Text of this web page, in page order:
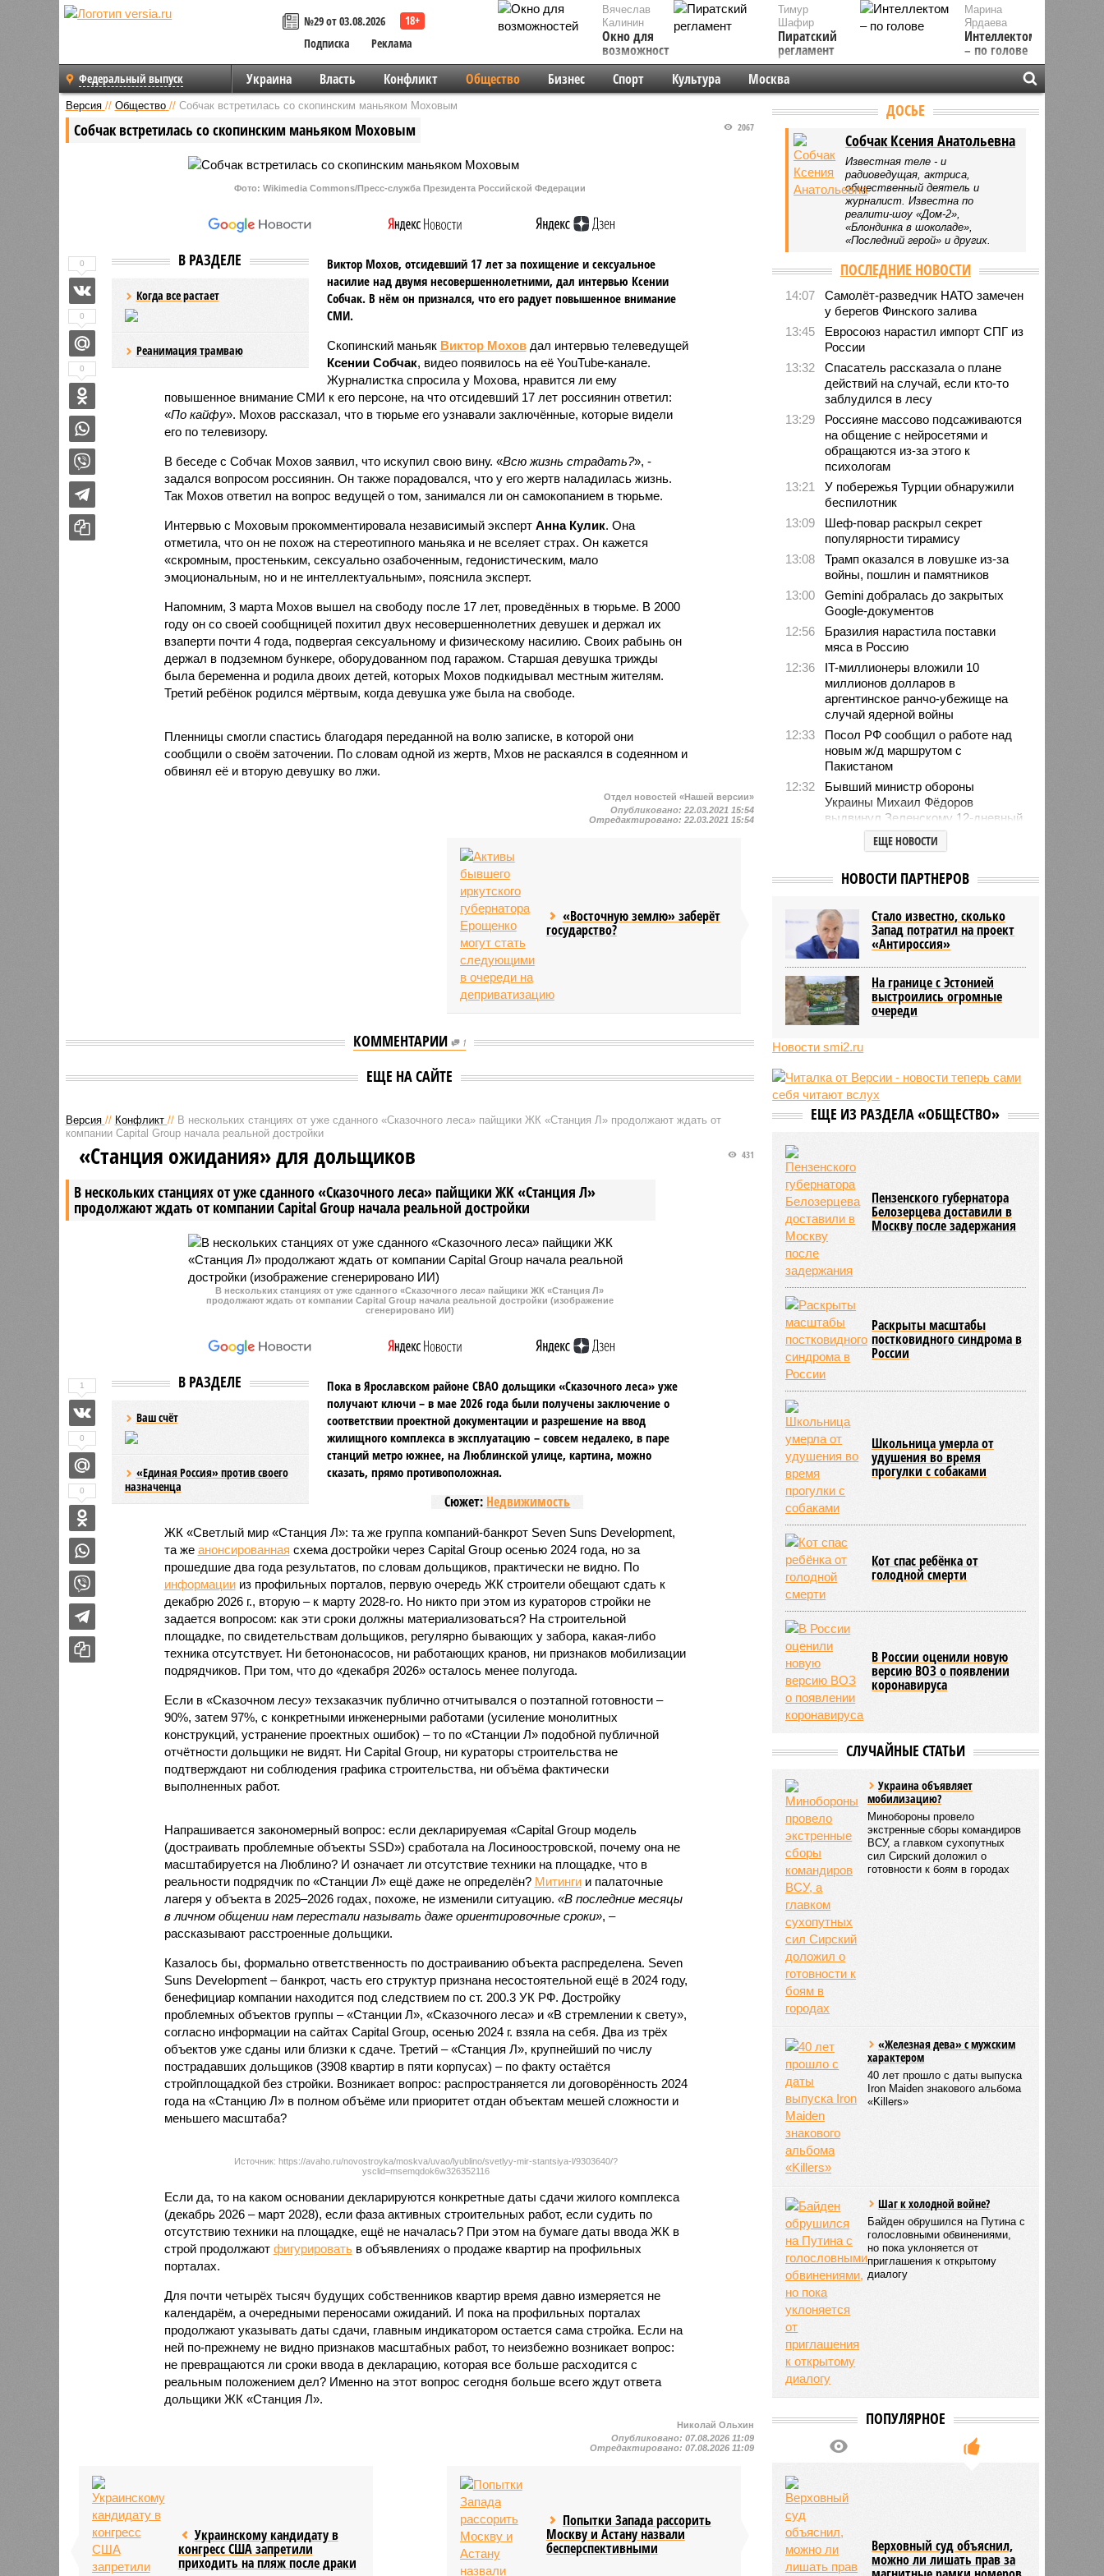
№29 от 03.08.2026
Подписка
Реклама
Вячеслав
Калинин
Окно для
возможностей
Марина
Ярдаева
Интеллектом
– по голове
Тимур
Шафир
Пиратский
регламент
Федеральный выпуск Украина Власть Конфликт Общество Бизнес Спорт Культура Москва
Версия // Общество // Собчак встретилась со скопинским маньяком Моховым
Собчак встретилась со скопинским маньяком Моховым 2067
Фото: Wikimedia Сommons/Пресс-служба Президента Российской Федерации
В РАЗДЕЛЕ
Когда все растает
Реанимация трамваю
Виктор Мохов, отсидевший 17 лет за похищение и сексуальное
насилие над двумя несовершеннолетними, дал интервью Ксении
Собчак. В нём он признался, что его радует повышенное внимание
СМИ.
Скопинский маньяк Виктор Моховдал интервью телеведущей
Ксении Собчак, видео появилось на её YouTube-канале.
Журналистка спросила у Мохова, нравится ли ему
повышенное внимание СМИ к его персоне, на что отсидевший 17 лет россиянин ответил:
«По кайфу». Мохов рассказал, что в тюрьме его узнавали заключённые, которые видели
его по телевизору.
В беседе с Собчак Мохов заявил, что искупил свою вину. «Всю жизнь страдать?», -
задался вопросом россиянин. Он также порадовался, что у его жертв наладилась жизнь.
Так Мохов ответил на вопрос ведущей о том, занимался ли он самокопанием в тюрьме.
Интервью с Моховым прокомментировала независимый эксперт Анна Кулик. Она
отметила, что он не похож на стереотипного маньяка и не вселяет страх. Он кажется
«скромным, простеньким, сексуально озабоченным, гедонистическим, мало
эмоциональным, но и не интеллектуальным», пояснила эксперт.
Напомним, 3 марта Мохов вышел на свободу после 17 лет, проведённых в тюрьме. В 2000
году он со своей сообщницей похитил двух несовершеннолетних девушек и держал их
взаперти почти 4 года, подвергая сексуальному и физическому насилию. Своих рабынь он
держал в подземном бункере, оборудованном под гаражом. Старшая девушка трижды
была беременна и родила двоих детей, которых Мохов подкидывал местным жителям.
Третий ребёнок родился мёртвым, когда девушка уже была на свободе.
Пленницы смогли спастись благодаря переданной на волю записке, в которой они
сообщили о своём заточении. По словам одной из жертв, Мхов не раскаялся в содеянном и
обвинял её и вторую девушку во лжи.
0
0
0
Отдел новостей «Нашей версии»
Опубликовано:22.03.2021 15:54
Отредактировано:22.03.2021 15:54
«Восточную землю» заберёт
государство?
КОММЕНТАРИИ 1
ЕЩЕ НА САЙТЕ
Версия // Конфликт // В нескольких станциях от уже сданного «Сказочного леса» пайщики ЖК «Станция Л» продолжают ждать от
компании Capital Group начала реальной достройки
В нескольких станциях от уже сданного «Сказочного леса» пайщики ЖК «Станция Л»
продолжают ждать от компании Capital Group начала реальной достройки
431
«Станция ожидания» для дольщиков
В нескольких станциях от уже сданного «Сказочного леса» пайщики ЖК «Станция Л»
продолжают ждать от компании Capital Group начала реальной достройки (изображение
сгенерировано ИИ)
В РАЗДЕЛЕ
Ваш счёт
«Единая Россия» против своего
назначенца
Пока в Ярославском районе СВАО дольщики «Сказочного леса» уже
получают ключи – в мае 2026 года были получены заключение о
соответствии проектной документации и разрешение на ввод
жилищного комплекса в эксплуатацию – совсем недалеко, в паре
станций метро южнее, на Люблинской улице, картина, можно
сказать, прямо противоположная.
Сюжет: Недвижимость
ЖК «Светлый мир «Станция Л»: та же группа компаний-банкрот Seven Suns Development,
та же анонсированная схема достройки через Capital Group осенью 2024 года, но за
прошедшие два года результатов, по словам дольщиков, практически не видно. По
информациииз профильных порталов, первую очередь ЖК строители обещают сдать к
декабрю 2026 г., вторую – к марту 2028-го. Но никто при этом из кураторов стройки не
задается вопросом: как эти сроки должны материализоваться? На строительной
площадке, по свидетельствам дольщиков, регулярно бывающих у забора, какая-либо
техника отсутствует. Ни бетононасосов, ни работающих кранов, ни признаков мобилизации
подрядчиков. При том, что до «декабря 2026» осталось менее полугода.
Если в «Сказочном лесу» техзаказчик публично отчитывался о поэтапной готовности –
90%, затем 97%, с конкретными инженерными работами (усиление монолитных
конструкций, устранение проектных ошибок) – то по «Станции Л» подобной публичной
отчётности дольщики не видят. Ни Capital Group, ни кураторы строительства не
подтверждают ни соблюдения графика строительства, ни объёма фактически
выполненных работ.
Напрашивается закономерный вопрос: если декларируемая «Capital Group модель
(достраивать проблемные объекты SSD») сработала на Лосиноостровской, почему она не
масштабируется на Люблино? И означает ли отсутствие техники на площадке, что в
реальности подрядчик по «Станции Л» ещё даже не определён? Митингии палаточные
лагеря у объекта в 2025–2026 годах, похоже, не изменили ситуацию. «В последние месяцы
в личном общении нам перестали называть даже ориентировочные сроки», –
рассказывают расстроенные дольщики.
Казалось бы, формально ответственность по достраиванию объекта распределена. Seven
Suns Development – банкрот, часть его структур признана несостоятельной ещё в 2024 году,
бенефициар компании находится под следствием по ст. 200.3 УК РФ. Достройку
проблемных объектов группы – «Станции Л», «Сказочного леса» и «В стремлении к свету»,
согласно информации на сайтах Capital Group, осенью 2024 г. взяла на себя. Два из трёх
объектов уже сданы или близки к сдаче. Третий – «Станция Л», крупнейший по числу
пострадавших дольщиков (3908 квартир в пяти корпусах) – по факту остаётся
стройплощадкой без стройки. Возникает вопрос: распространяется ли договорённость 2024
года на «Станцию Л» в полном объёме или приоритет отдан объектам мешей сложности и
меньшего масштаба?
Источник: https://avaho.ru/novostroyka/moskva/uvao/lyublino/svetlyy-mir-stantsiya-l/9303640/?
ysclid=msemqdok6w326352116
Если да, то на каком основании декларируются конкретные даты сдачи жилого комплекса
(декабрь 2026 – март 2028), если фаза активных строительных работ, если судить по
отсутствию техники на площадке, ещё не началась? При этом на бумаге даты ввода ЖК в
строй продолжают фигурироватьв объявлениях о продаже квартир на профильных
порталах.
Для почти четырёх тысяч будущих собственников квартир время давно измеряется не
календарём, а очередными переносами ожиданий. И пока на профильных порталах
продолжают указывать даты сдачи, главным индикатором остается сама стройка. Если на
ней по-прежнему не видно признаков масштабных работ, то неизбежно возникает вопрос:
не превращаются ли сроки ввода в декларацию, которая все больше расходится с
реальным положением дел? Именно на этот вопрос сегодня больше всего ждут ответа
дольщики ЖК «Станция Л».
1
0
0
Николай Ольхин
Опубликовано:07.08.2026 11:09
Отредактировано:07.08.2026 11:09
Украинскому кандидату в
конгресс США запретили
приходить на пляж после драки
Попытки Запада рассорить
Москву и Астану назвали
бесперспективными
ДОСЬЕ
Собчак Ксения Анатольевна
Известная теле - и
радиоведущая, актриса,
общественный деятель и
журналист. Известна по
реалити-шоу «Дом-2»,
«Блондинка в шоколаде»,
«Последний герой» и других.
ПОСЛЕДНИЕ НОВОСТИ
14:07
Самолёт-разведчик НАТО замечен
у берегов Финского залива
13:45
Евросоюз нарастил импорт СПГ из
России
13:32
Спасатель рассказала о плане
действий на случай, если кто-то
заблудился в лесу
13:29
Россияне массово подсаживаются
на общение с нейросетями и
обращаются из-за этого к
психологам
13:21
У побережья Турции обнаружили
беспилотник
13:09
Шеф-повар раскрыл секрет
популярности тирамису
13:08
Трамп оказался в ловушке из-за
войны, пошлин и памятников
13:00
Gemini добралась до закрытых
Google-документов
12:56
Бразилия нарастила поставки
мяса в Россию
12:36
IT-миллионеры вложили 10
миллионов долларов в
аргентинское ранчо-убежище на
случай ядерной войны
12:33
Посол РФ сообщил о работе над
новым ж/д маршрутом с
Пакистаном
12:32
Бывший министр обороны
Украины Михаил Фёдоров
выдвинул Зеленскому 12-дневный
ультиматум
Удары США лишь замедлили
подписчиков
11:43
Итальянские аграрии забили
тревогу из-за засухи
ЕЩЕ НОВОСТИ
НОВОСТИ ПАРТНЕРОВ
Стало известно, сколько
Запад потратил на проект
«Антироссия»
На границе с Эстонией
выстроились огромные
очереди
Новости smi2.ru
ЕЩЕ ИЗ РАЗДЕЛА «ОБЩЕСТВО»
Пензенского губернатора
Белозерцева доставили в
Москву после задержания
Раскрыты масштабы
постковидного синдрома в
России
Школьница умерла от
удушения во время
прогулки с собаками
Кот спас ребёнка от
голодной смерти
В России оценили новую
версию ВОЗ о появлении
коронавируса
СЛУЧАЙНЫЕ СТАТЬИ
Украина объявляет
мобилизацию?
Минобороны провело
экстренные сборы командиров
ВСУ, а главком сухопутных
сил Сирский доложил о
готовности к боям в городах
«Железная дева» с мужским
характером
40 лет прошло с даты выпуска
Iron Maiden знакового альбома
«Killers»
Шаг к холодной войне?
Байден обрушился на Путина с
голословными обвинениями,
но пока уклоняется от
приглашения к открытому
диалогу
ПОПУЛЯРНОЕ
Верховный суд объяснил,
можно ли лишать прав за